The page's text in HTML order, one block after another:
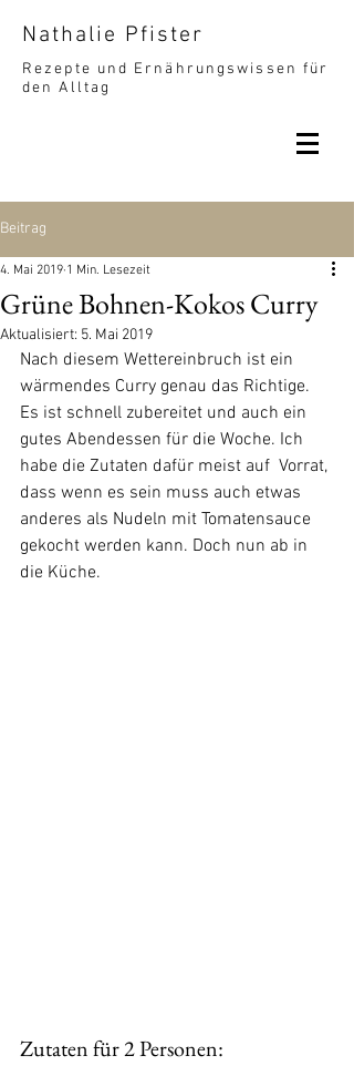
Nathalie Pfister
Rezepte und Ernährungswissen für
den Alltag
Beitrag
Grüne Bohnen-Kokos Curry
4. Mai 2019 1 Min. Lesezeit
Aktualisiert: 5. Mai 2019
Nach diesem Wettereinbruch ist ein
wärmendes Curry genau das Richtige.
Es ist schnell zubereitet und auch ein
gutes Abendessen für die Woche. Ich
habe die Zutaten dafür meist auf  Vorrat,
dass wenn es sein muss auch etwas
anderes als Nudeln mit Tomatensauce
gekocht werden kann. Doch nun ab in
die Küche.
Zutaten für 2 Personen: